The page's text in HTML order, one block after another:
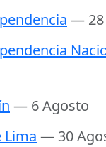
— 28
— 6 Agosto
Lima — 30